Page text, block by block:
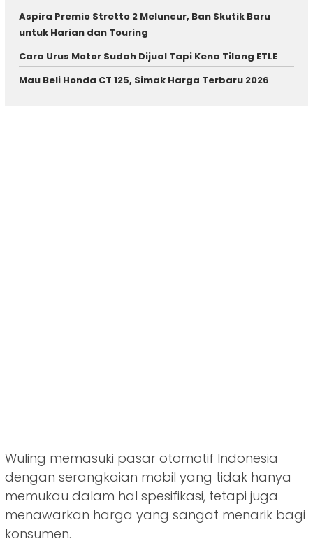
Aspira Premio Stretto 2 Meluncur, Ban Skutik Baru
untuk Harian dan Touring
Cara Urus Motor Sudah Dijual Tapi Kena Tilang ETLE
Mau Beli Honda CT 125, Simak Harga Terbaru 2026
Wuling memasuki pasar otomotif Indonesia
dengan serangkaian mobil yang tidak hanya
memukau dalam hal spesifikasi, tetapi juga
menawarkan harga yang sangat menarik bagi
konsumen.